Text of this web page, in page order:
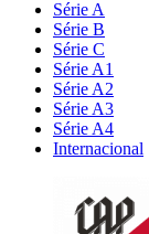
Série A
Série B
Série C
Série A1
Série A2
Série A3
Série A4
Internacional